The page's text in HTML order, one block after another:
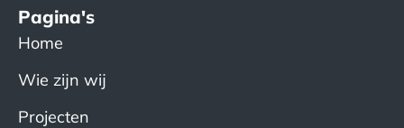
Pagina's
Home
Wie zijn wij
Projecten